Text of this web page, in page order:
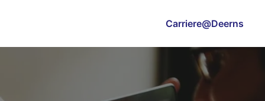
Carriere@Deerns